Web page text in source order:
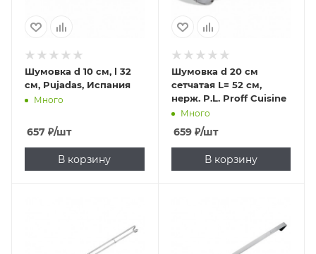
Шумовка d 10 см, l 32
см, Pujadas, Испания
Много
657 ₽/шт
В корзину
Шумовка d 20 см
сетчатая L= 52 см,
нерж. P.L. Proff Cuisine
Много
659₽/шт
В корзину